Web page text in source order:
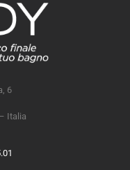
6
Italia